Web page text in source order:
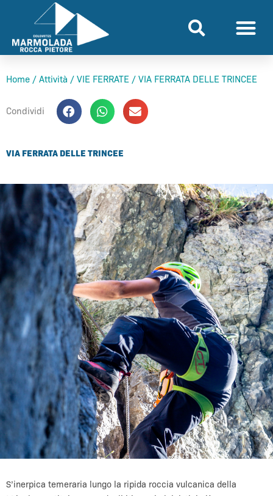
contenuto
Home / Attività / VIE FERRATE / VIA FERRATA DELLE TRINCEE
Condividi
VIA FERRATA DELLE TRINCEE
S’inerpica temeraria lungo la ripida roccia vulcanica della